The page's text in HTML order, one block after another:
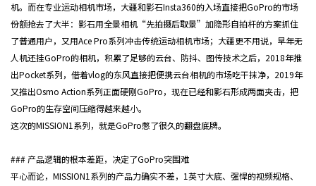
机。而在专业运动相机市场，大疆和影石Insta360的入场直接把GoPro的市场
份额抢去了大半：影石用全景相机“先拍摄后取景”加隐形自拍杆的方案抓住
了普通用户，又用Ace Pro系列冲击传统运动相机市场；大疆更不用说，早年无
人机还挂GoPro的相机，积累了足够的云台、防抖、图传技术之后，2018年推
出Pocket系列，借着vlog的东风直接把便携云台相机的市场吃干抹净，2019年
又推出Osmo Action系列正面硬刚GoPro，现在已经和影石形成两面夹击，把
GoPro的生存空间压缩得越来越小。
这次的MISSION1系列，就是GoPro憋了很久的翻盘底牌。
### 产品逻辑的根本差距，决定了GoPro突围难
平心而论，MISSION1系列的产品力确实不差，1英寸大底、强悍的视频规格、